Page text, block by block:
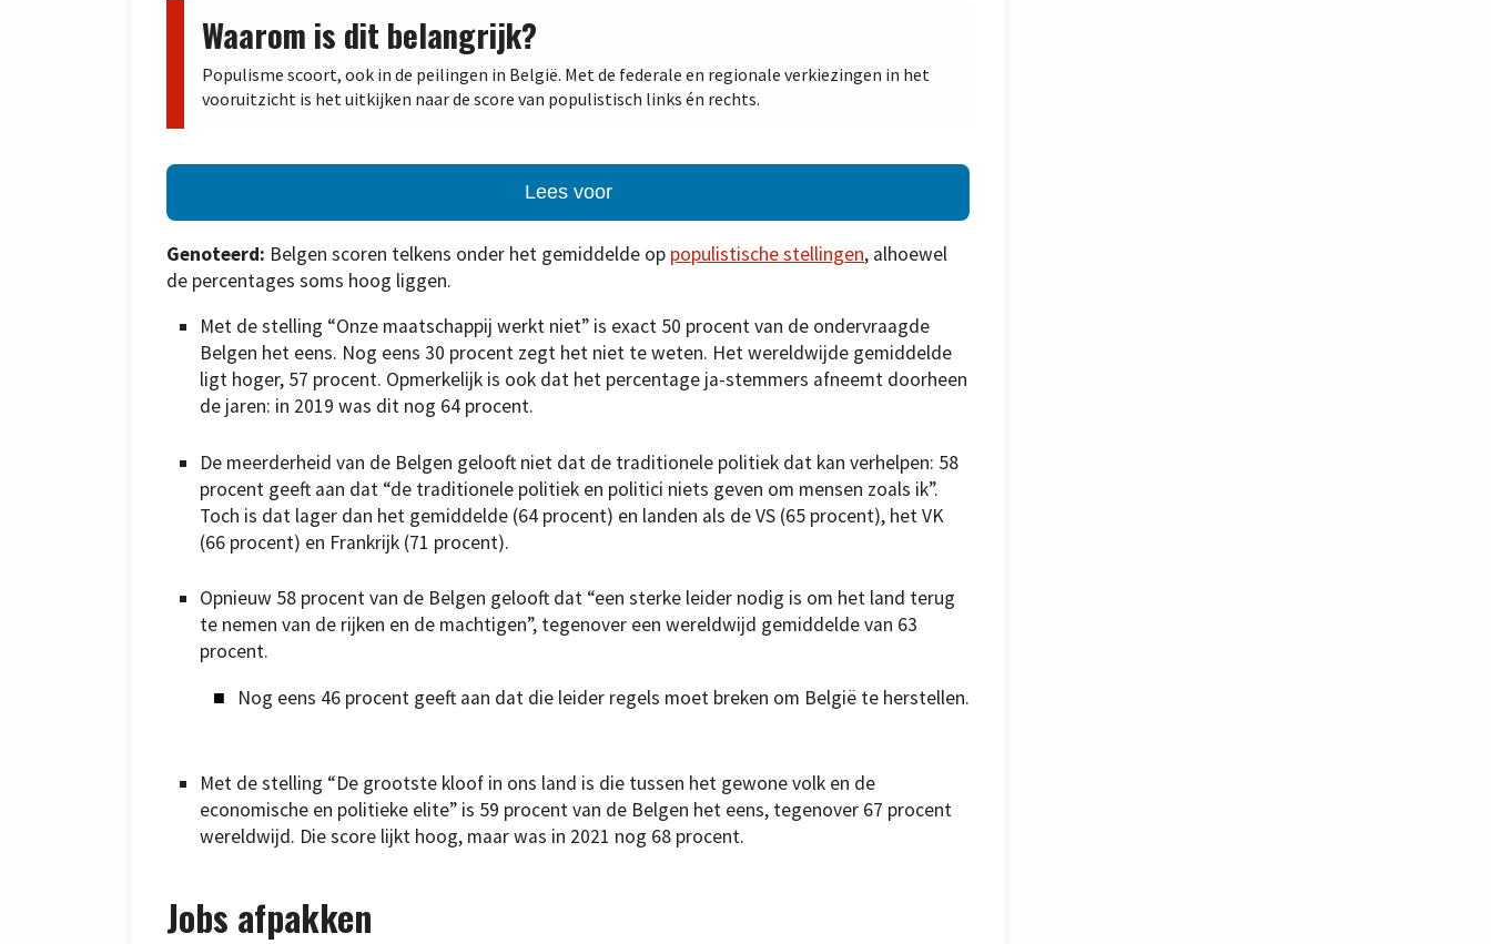
Waarom is dit belangrijk?
Populisme scoort, ook in de peilingen in België. Met de federale en regionale verkiezingen in het
vooruitzicht is het uitkijken naar de score van populistisch links én rechts.
Lees voor
Genoteerd: Belgen scoren telkens onder het gemiddelde op populistische stellingen, alhoewel
de percentages soms hoog liggen.
Met de stelling “Onze maatschappij werkt niet” is exact 50 procent van de ondervraagde
Belgen het eens. Nog eens 30 procent zegt het niet te weten. Het wereldwijde gemiddelde
ligt hoger, 57 procent. Opmerkelijk is ook dat het percentage ja-stemmers afneemt doorheen
de jaren: in 2019 was dit nog 64 procent.
De meerderheid van de Belgen gelooft niet dat de traditionele politiek dat kan verhelpen: 58
procent geeft aan dat “de traditionele politiek en politici niets geven om mensen zoals ik”.
Toch is dat lager dan het gemiddelde (64 procent) en landen als de VS (65 procent), het VK
(66 procent) en Frankrijk (71 procent).
Opnieuw 58 procent van de Belgen gelooft dat “een sterke leider nodig is om het land terug
te nemen van de rijken en de machtigen”, tegenover een wereldwijd gemiddelde van 63
procent.
Nog eens 46 procent geeft aan dat die leider regels moet breken om België te herstellen.
Met de stelling “De grootste kloof in ons land is die tussen het gewone volk en de
economische en politieke elite” is 59 procent van de Belgen het eens, tegenover 67 procent
wereldwijd. Die score lijkt hoog, maar was in 2021 nog 68 procent.
Jobs afpakken